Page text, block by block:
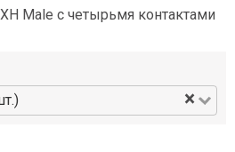
Male с четырьмя контактами
×